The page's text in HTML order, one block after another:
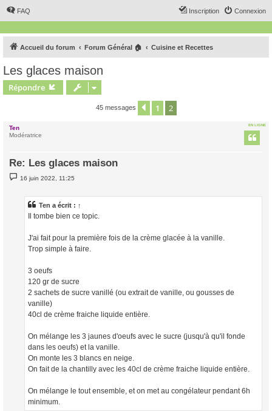
FAQ Connexion
Inscription
Accueil du forum Forum Général 🏠 Cuisine et Recettes
Les glaces maison
Répondre
45 messages Précédent
1 2
EN LIGNE
Ten
Modératrice
Re: Les glaces maison
M
e
16 juin 2022, 11:25
Ten a écrit : ↑
Il tombe bien ce topic.
J'ai fait pour la première fois de la crème glacée à la vanille.
Trop simple à faire.
3 oeufs
120 gr de sucre
2 sachets de sucre vanillé (ou extrait de vanille, ou gousses de
vanille)
40cl de crème fraiche liquide entière.
On mélange les 3 jaunes d'oeufs avec le sucre (jusqu'à qu'il fonde
dans les oeufs) et la vanille.
On monte les 3 blancs en neige.
On fait de la chantilly avec les 40cl de crème fraiche liquide entière.
On mélange le tout ensemble, et on met au congélateur pendant 6h
minimum.